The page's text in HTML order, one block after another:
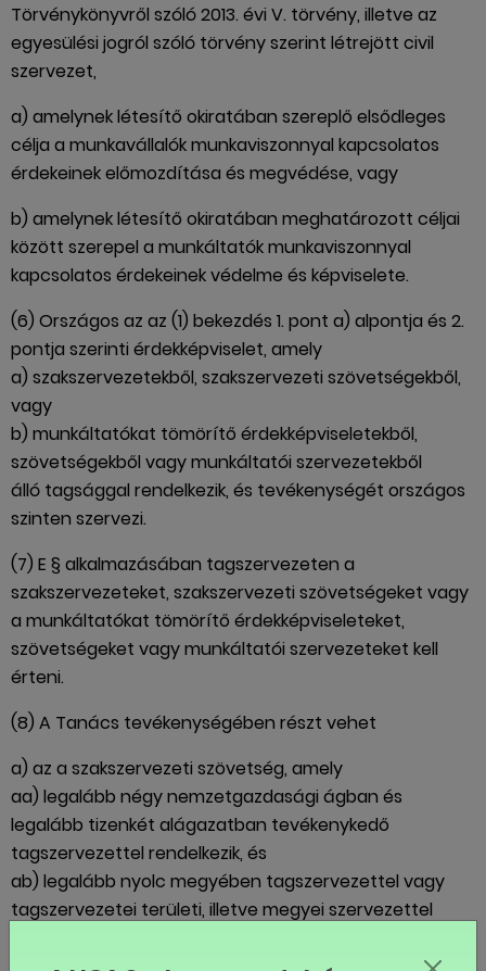
Törvénykönyvről szóló 2013. évi V. törvény, illetve az
egyesülési jogról szóló törvény szerint létrejött civil
szervezet,
a) amelynek létesítő okiratában szereplő elsődleges
célja a munkavállalók munkaviszonnyal kapcsolatos
érdekeinek előmozdítása és megvédése, vagy
b) amelynek létesítő okiratában meghatározott céljai
között szerepel a munkáltatók munkaviszonnyal
kapcsolatos érdekeinek védelme és képviselete.
(6) Országos az az (1) bekezdés 1. pont a) alpontja és 2.
pontja szerinti érdekképviselet, amely
a) szakszervezetekből, szakszervezeti szövetségekből,
vagy
b) munkáltatókat tömörítő érdekképviseletekből,
szövetségekből vagy munkáltatói szervezetekből
álló tagsággal rendelkezik, és tevékenységét országos
szinten szervezi.
(7) E § alkalmazásában tagszervezeten a
szakszervezeteket, szakszervezeti szövetségeket vagy
a munkáltatókat tömörítő érdekképviseleteket,
szövetségeket vagy munkáltatói szervezeteket kell
érteni.
(8) A Tanács tevékenységében részt vehet
a) az a szakszervezeti szövetség, amely
aa) legalább négy nemzetgazdasági ágban és
legalább tizenkét alágazatban tevékenykedő
tagszervezettel rendelkezik, és
ab) legalább nyolc megyében tagszervezettel vagy
tagszervezetei területi, illetve megyei szervezettel